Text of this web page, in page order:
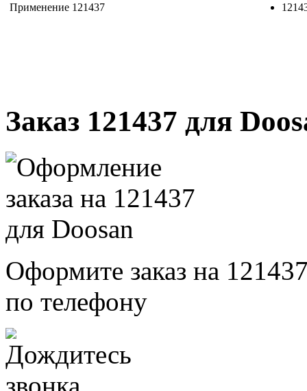
Применение 121437
Заказ 121437 для
Оформите заказ на
по телефону